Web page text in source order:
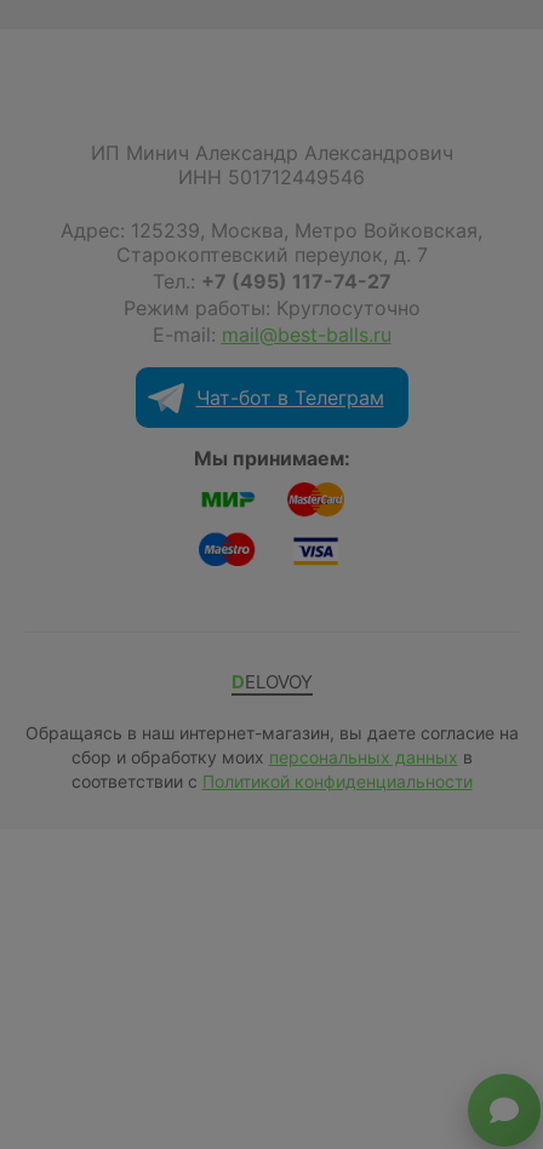
ИП Минич Александр Александрович
ИНН 501712449546
Адрес: 125239, Москва, Метро Войковская,
Старокоптевский переулок, д. 7
Тел.: +7 (495) 117-74-27
Режим работы: Круглосуточно
E-mail: mail@best-balls.ru
Чат-бот в Телеграм
Мы принимаем:
DELOVOY
Обращаясь в наш интернет-магазин, вы даете согласие на
сбор и обработку моих персональных данных в
соответствии с Политикой конфиденциальности